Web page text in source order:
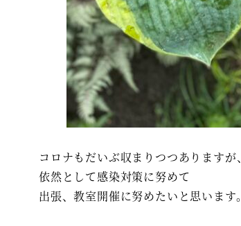
コロナもだいぶ収まりつつありますが、
依然として感染対策に努めて
出張、教室開催に努めたいと思います。